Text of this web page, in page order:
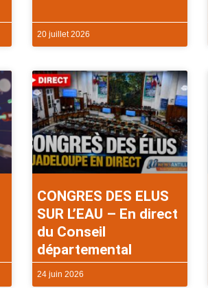
20 juillet 2026
CONGRES DES ELUS
SUR L’EAU – En direct
du Conseil
départemental
24 juin 2026